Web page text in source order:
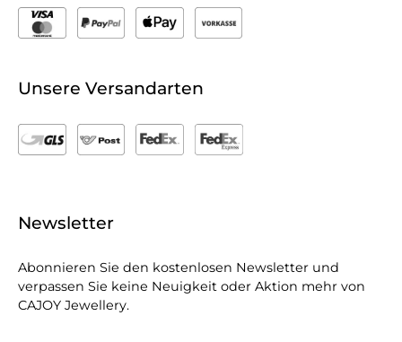
Unsere Versandarten
Newsletter
Abonnieren Sie den kostenlosen Newsletter und
verpassen Sie keine Neuigkeit oder Aktion mehr von
CAJOY Jewellery.